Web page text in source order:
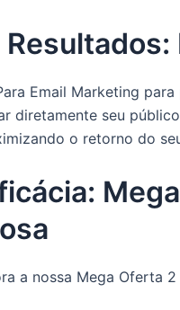
Email Marketing
diretamente seu
o retorno do
a nossa Mega Oferta